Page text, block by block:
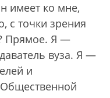
имеет ко мне,
с точки зрения
Прямое. Я —
вуза. Я —
и